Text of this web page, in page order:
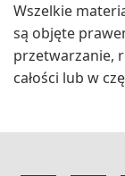
Wszelkie
są objęte
przetwarzanie,
całości lub w